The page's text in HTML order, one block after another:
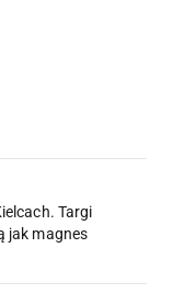
Targi
jak magnes